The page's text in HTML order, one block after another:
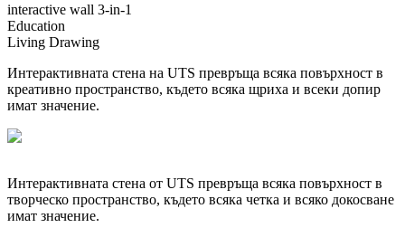
interactive wall 3-in-1
Education
Living Drawing​
Интерактивната стена на UTS превръща всяка повърхност в
креативно пространство, където всяка щриха и всеки допир
имат значение.
Интерактивната стена от UTS превръща всяка повърхност в
творческо пространство, където всяка четка и всяко докосване
имат значение.